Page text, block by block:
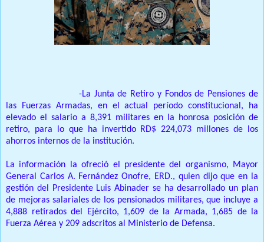
-La Junta de Retiro y Fondos de Pensiones de
las Fuerzas Armadas, en el actual período constitucional, ha
elevado el salario a 8,391 militares en la honrosa posición de
retiro, para lo que ha invertido RD$ 224,073 millones de los
ahorros internos de la institución.
La información la ofreció el presidente del organismo, Mayor
General Carlos A. Fernández Onofre, ERD., quien dijo que en la
gestión del Presidente Luis Abinader se ha desarrollado un plan
de mejoras salariales de los pensionados militares, que incluye a
4,888 retirados del Ejército, 1,609 de la Armada, 1,685 de la
Fuerza Aérea y 209 adscritos al Ministerio de Defensa.